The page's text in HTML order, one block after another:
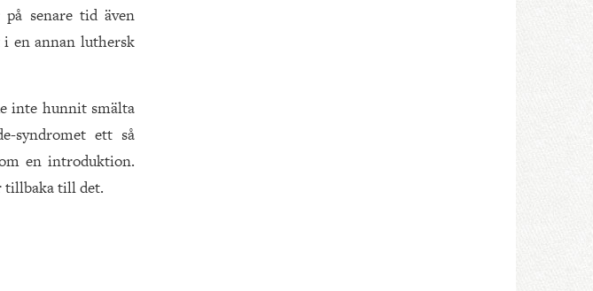
senare tid även
en annan luthersk
inte hunnit smälta
syndromet ett så
en introduktion.
tillbaka till det.